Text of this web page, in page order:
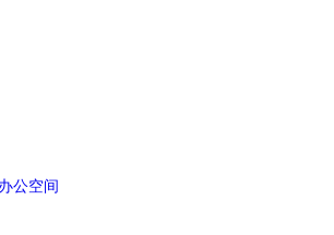
公空间